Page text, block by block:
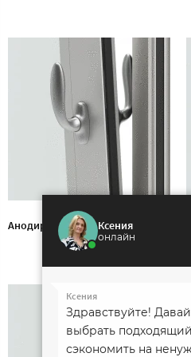
Ксения
онлайн
Ксения
Здравствуйте!
выбрать
сэкономить на
Анодирование. Серебро.